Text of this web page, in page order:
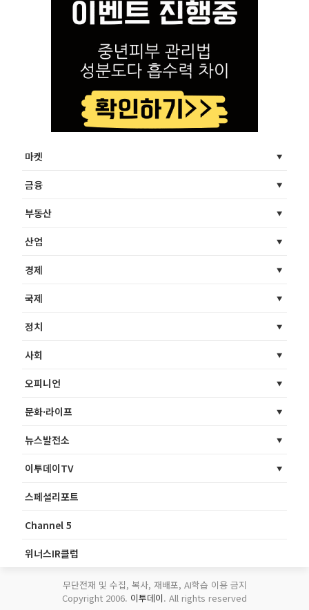
마켓
금융
부동산
산업
경제
국제
정치
사회
오피니언
문화·라이프
뉴스발전소
이투데이TV
스페셜리포트
Channel 5
위너스IR클럽
무단전재 및 수집, 복사, 재배포, AI학습 이용 금지
Copyright 2006. 이투데이. All rights reserved